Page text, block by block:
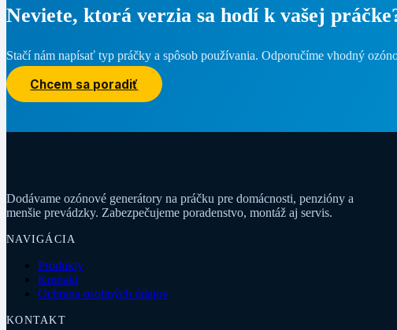
Neviete, ktorá verzia sa hodí k vašej
Stačí nám napísať typ práčky a spôsob používania. Odporučíme vhodný
Chcem sa poradiť
Dodávame ozónové generátory na práčku pre domácnosti, penzióny a
menšie prevádzky. Zabezpečujeme poradenstvo, montáž aj servis.
NAVIGÁCIA
Produkty
Kontakt
Ochrana osobných údajov
KONTAKT